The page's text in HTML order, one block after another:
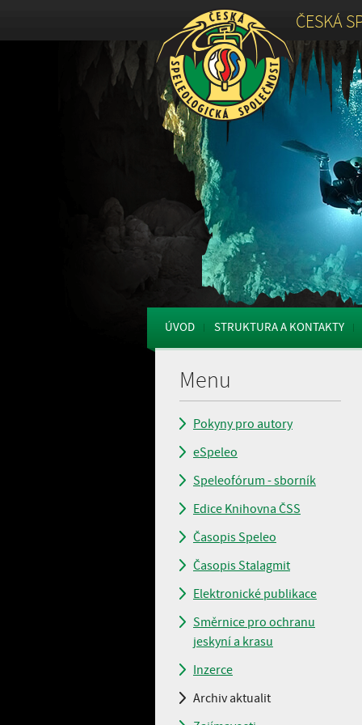
ČESKÁ
ÚVOD STRUKTURA A KONTAKTY
Menu
Pokyny pro autory
eSpeleo
Speleofórum - sborník
Edice Knihovna ČSS
Časopis Speleo
Časopis Stalagmit
Elektronické publikace
Směrnice pro ochranu
jeskyní a krasu
Inzerce
Archiv aktualit